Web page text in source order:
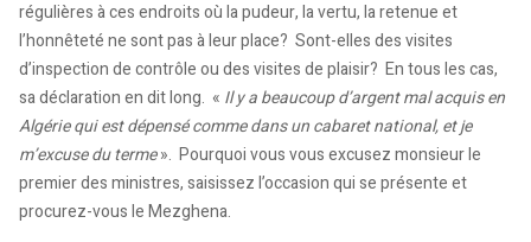
régulières à ces endroits où la pudeur, la vertu, la retenue et
l’honnêteté ne sont pas à leur place? Sont-elles des visites
d’inspection de contrôle ou des visites de plaisir? En tous les cas,
sa déclaration en dit long. « Il y a beaucoup d’argent mal acquis en
Algérie qui est dépensé comme dans un cabaret national, et je
m’excuse du terme». Pourquoi vous vous excusez monsieur le
premier des ministres, saisissez l’occasion qui se présente et
procurez-vous le Mezghena.